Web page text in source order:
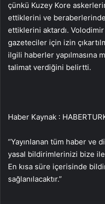
çünkü Kuzey Kore
ettiklerini ve
ettiklerini aktardı.
gazeteciler için izin
ilgili haberler yapılmasına
talimat verdiğini belirtti.
Haber Kaynak :
“Yayınlanan tüm haber ve
yasal bildirimlerinizi bize
En kısa süre içerisinde
sağlanılacaktır.”